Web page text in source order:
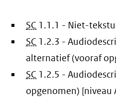
SC 1.1.1 - Niet-
SC 1.2.3 -
alternatief (vooraf
SC 1.2.5 -
opgenomen) [niveau